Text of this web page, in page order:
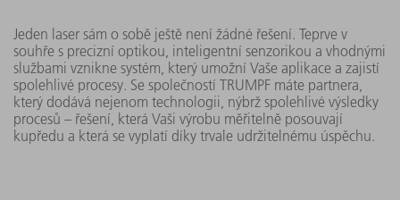
Jeden laser sám o sobě ještě není žádné řešení. Teprve v
souhře s precizní optikou, inteligentní senzorikou a vhodnými
službami vznikne systém, který umožní Vaše aplikace a zajistí
spolehlivé procesy. Se společností TRUMPF máte partnera,
který dodává nejenom technologii, nýbrž spolehlivé výsledky
procesů – řešení, která Vaši výrobu měřitelně posouvají
kupředu a která se vyplatí díky trvale udržitelnému úspěchu.